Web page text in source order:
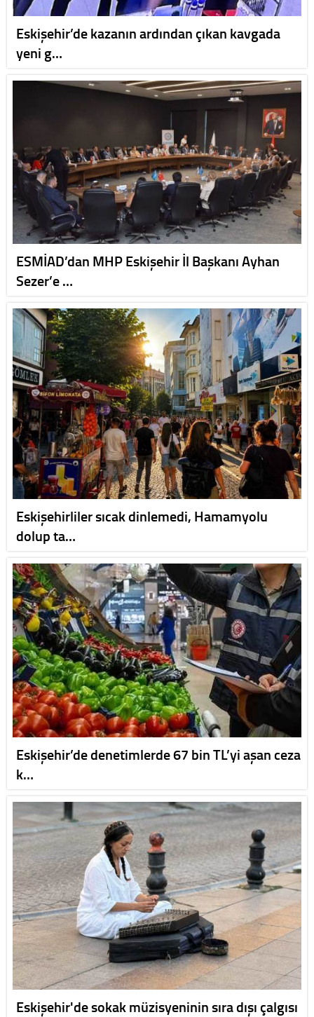
Eskişehir’de kazanın ardından çıkan kavgada
yeni g…
ESMİAD’dan MHP Eskişehir İl Başkanı Ayhan
Sezer’e …
Eskişehirliler sıcak dinlemedi, Hamamyolu
dolup ta…
Eskişehir’de denetimlerde 67 bin TL’yi aşan ceza
k…
Eskişehir'de sokak müzisyeninin sıra dışı çalgısı